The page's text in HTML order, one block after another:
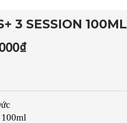
3 SESSION 100ML
₫